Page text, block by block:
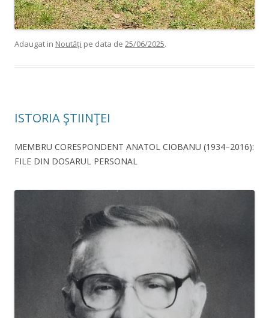
Adaugat in Noutăți pe data de 25/06/2025.
ISTORIA ŞTIINŢEI
MEMBRU CORESPONDENT ANATOL CIOBANU (1934–2016):
FILE DIN DOSARUL PERSONAL